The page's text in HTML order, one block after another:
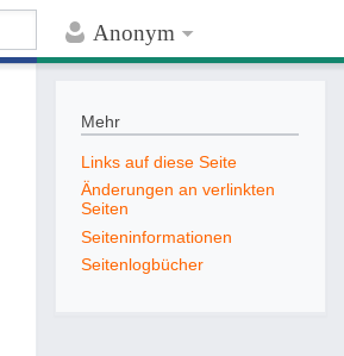
Anonym
Mehr
Links auf diese Seite
Änderungen an verlinkten
Seiten
Seiten­­informationen
Seitenlogbücher